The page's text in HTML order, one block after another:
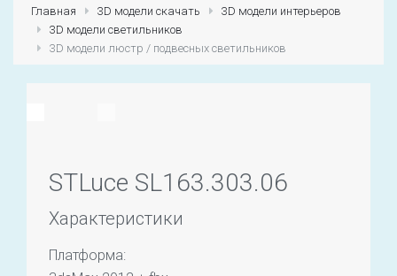
Главная 3D модели скачать
3D модели интерьеров
3D модели светильников
3D модели люстр / подвесных светильников
STLuce SL163.303.06
Характеристики
Платформа: